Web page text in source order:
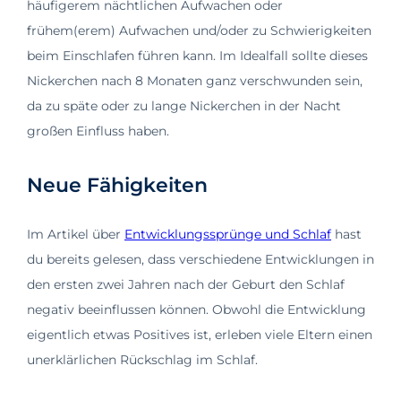
häufigerem nächtlichen Aufwachen oder
frühem(erem) Aufwachen und/oder zu Schwierigkeiten
beim Einschlafen führen kann. Im Idealfall sollte dieses
Nickerchen nach 8 Monaten ganz verschwunden sein,
da zu späte oder zu lange Nickerchen in der Nacht
großen Einfluss haben.
Neue Fähigkeiten
Im Artikel über Entwicklungssprünge und Schlaf hast
du bereits gelesen, dass verschiedene Entwicklungen in
den ersten zwei Jahren nach der Geburt den Schlaf
negativ beeinflussen können. Obwohl die Entwicklung
eigentlich etwas Positives ist, erleben viele Eltern einen
unerklärlichen Rückschlag im Schlaf.